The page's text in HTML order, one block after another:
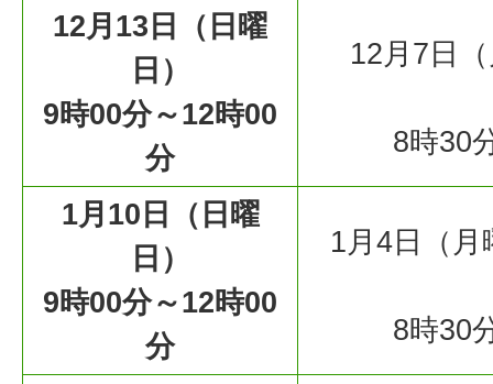
12月13日（日曜
日）
9時00分～12時00
分
12月7日
8時30
1月10日（日曜
日）
9時00分～12時00
分
1月4日（月
8時30